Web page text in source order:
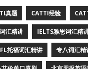
真题 CATTI经验
汇精讲 IELTS雅思词汇精
托福词汇精讲 专八词汇精